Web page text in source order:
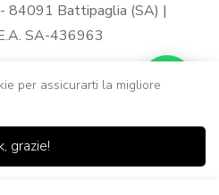
84091 Battipaglia (SA) |
SA-436963
per assicurarti la migliore
grazie!
0
dei Carrello Ricerca